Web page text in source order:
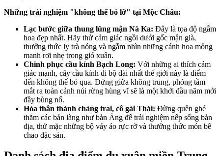
Những trải nghiệm "không thể bỏ lỡ" tại Mộc Châu:
Lạc bước giữa thung lũng mận Nà Ka: Đây là tọa độ ngắm
hoa đẹp nhất. Hãy thử cảm giác ngồi dưới gốc mận già,
thưởng thức ly trà nóng và ngắm nhìn những cánh hoa mỏng
manh rơi nhẹ trong gió xuân.
Chinh phục cầu kính Bạch Long: Với những ai thích cảm
giác mạnh, cây cầu kính đi bộ dài nhất thế giới này là điểm
đến không thể bỏ qua. Đứng giữa không trung, phóng tầm
mắt ra toàn cảnh núi rừng hùng vĩ sẽ là một khởi đầu năm mới
đầy bùng nổ.
Hóa thân thành chàng trai, cô gái Thái: Đừng quên ghé
thăm các bản làng như bản Áng để trải nghiệm nếp sống bản
địa, thử mặc những bộ váy áo rực rỡ và thưởng thức món bê
chao đặc sản.